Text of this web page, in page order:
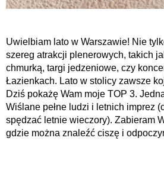
Uwielbiam lato w Warszawie! Nie
szereg atrakcji plenerowych, takich
chmurką, targi jedzeniowe, czy
Łazienkach. Lato w stolicy zawsze
Dziś pokażę Wam moje TOP 3.
Wiślane pełne ludzi i letnich imprez
spędzać letnie wieczory). Zabieram
gdzie można znaleźć ciszę i